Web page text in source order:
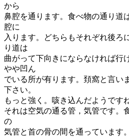
から
鼻腔を通ります。食べ物の通り道
腔に
入ります。どちらもそれぞれ後ろ
り道は
曲がって下向きにならなければ行
やや凹ん
でいる所が有ります。頚窩と言い
下さい。
もっと強く。咳き込んだようです
それは空気の通る管，気管です。
の
気管と首の骨の間を通っています